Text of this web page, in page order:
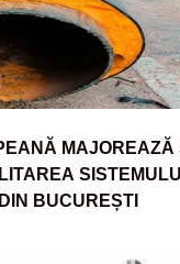
MAJOREAZĂ
BUCUREȘTI